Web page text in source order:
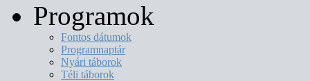
Programok
Fontos dátumok
Programnaptár
Nyári táborok
Téli táborok